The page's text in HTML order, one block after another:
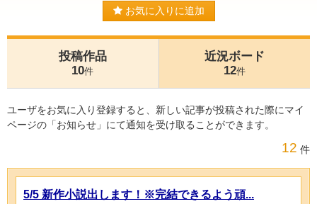
お気に入りに追加
投稿作品
10件
近況ボード
12件
ユーザをお気に入り登録すると、新しい記事が投稿された際にマイ
ページの「お知らせ」にて通知を受け取ることができます。
12 件
5/5 新作小説出します！※完結できるよう頑...